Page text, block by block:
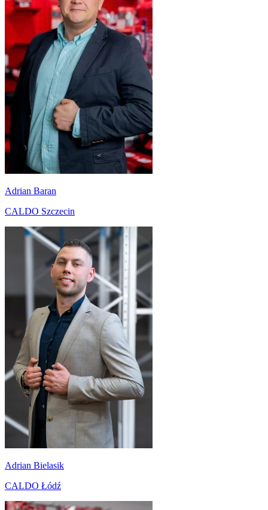
Adrian Baran
CALDO Szczecin
Adrian Bielasik
CALDO Łódź